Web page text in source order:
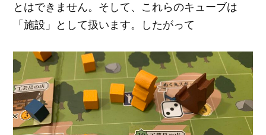
とはできません。そして、これらのキューブは
「施設」として扱います。したがって